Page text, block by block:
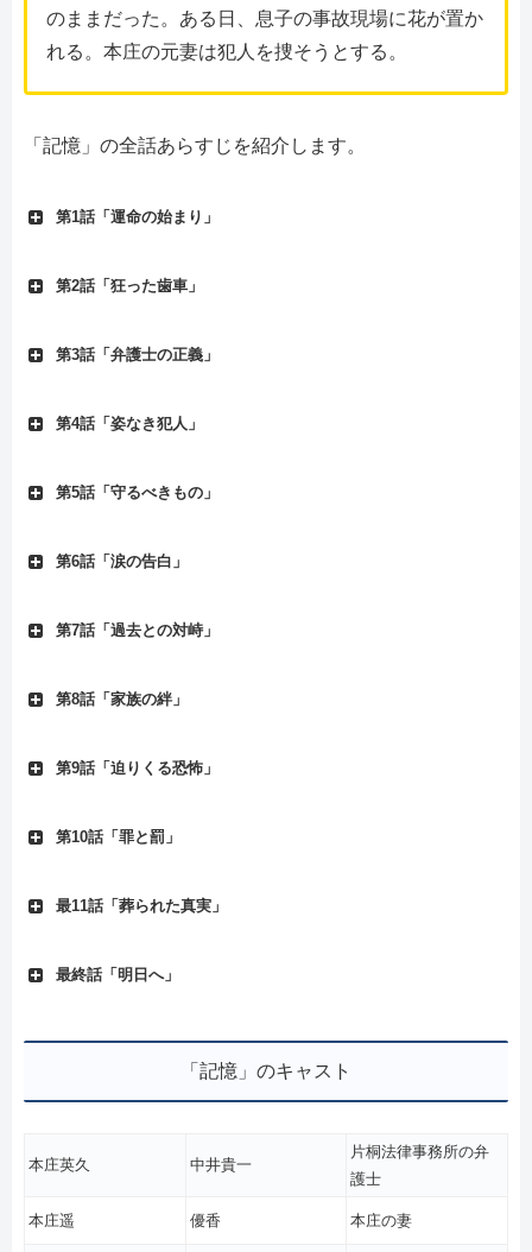
のままだった。ある日、息子の事故現場に花が置か
れる。本庄の元妻は犯人を捜そうとする。
「記憶」の全話あらすじを紹介します。
第1話「運命の始まり」
第2話「狂った歯車」
第3話「弁護士の正義」
第4話「姿なき犯人」
第5話「守るべきもの」
第6話「涙の告白」
第7話「過去との対峙」
第8話「家族の絆」
第9話「迫りくる恐怖」
第10話「罪と罰」
最11話「葬られた真実」
最終話「明日へ」
「記憶」のキャスト
本庄英久 中井貴一
片桐法律事務所の弁
護士
本庄遥 優香 本庄の妻